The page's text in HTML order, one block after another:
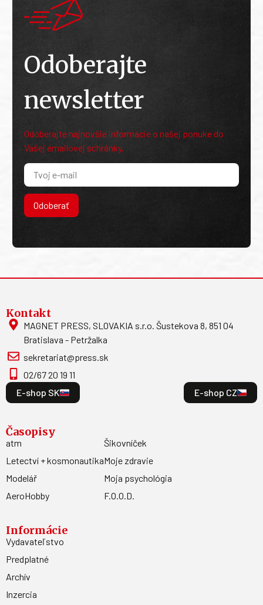
Odoberajte
newsletter
Odoberajte najnovšie informácie o našej ponuke do
Vašej emailovej schránky.
Odoberať
Kontakt
MAGNET PRESS, SLOVAKIA s.r.o. Šustekova 8, 851 04
Bratislava - Petržalka
sekretariat@press.sk
02/67 20 19 11
E-shop SK
E-shop CZ
Časopisy
atm
Letectví + kosmonautika
Modelář
AeroHobby
Šikovníček
Moje zdravie
Moja psychológia
F.O.O.D.
Informácie
Vydavateľstvo
Predplatné
Archív
Inzercia